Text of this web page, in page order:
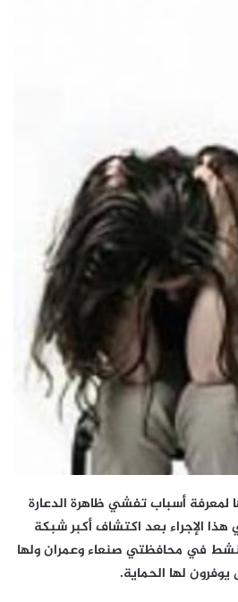
لمعرفة أسباب تفشي ظاهرة الدعارة
الإجراء بعد اكتشاف أكبر شبكة
في محافظتي صنعاء وعمران ولها
لها الحماية.